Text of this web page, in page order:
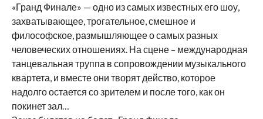
«Гранд Финале» — одно из самых известных его шоу,
захватывающее, трогательное, смешное и
философское, размышляющее о самых разных
человеческих отношениях. На сцене – международная
танцевальная труппа в сопровождении музыкального
квартета, и вместе они творят действо, которое
надолго остается со зрителем и после того, как он
покинет зал…